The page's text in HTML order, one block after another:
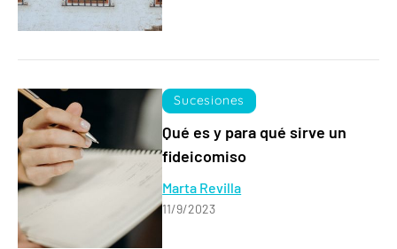
Sucesiones
Qué es y para qué sirve un
fideicomiso
Marta Revilla
11/9/2023